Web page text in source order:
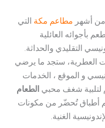
أشهر مطاعم مكة التي
بأجوائه العائلية
التقليدي والحداثة.
العطرية، ستجد ما يرضي
و الموقع ، الخدمات
لتلبية شغف محبي الطعام
أطباق تُحضّر من مكونات
الغنية.